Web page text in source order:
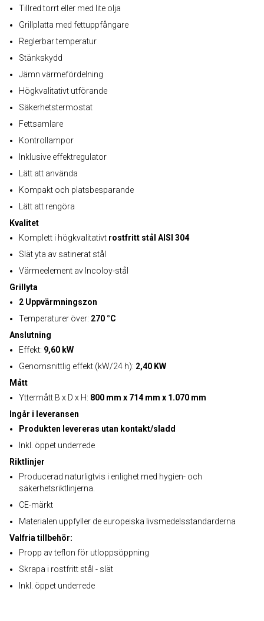
Tillred torrt eller med lite olja
Grillplatta med fettuppfångare
Reglerbar temperatur
Stänkskydd
Jämn värmefördelning
Högkvalitativt utförande
Säkerhetstermostat
Fettsamlare
Kontrollampor
Inklusive effektregulator
Lätt att använda
Kompakt och platsbesparande
Lätt att rengöra
Kvalitet
Komplett i högkvalitativt rostfritt stål AISI 304
Slät yta av satinerat stål
Värmeelement av Incoloy-stål
Grillyta
2 Uppvärmningszon
Temperaturer över: 270 °C
Anslutning
Effekt: 9,60 kW
Genomsnittlig effekt (kW/24 h): 2,40 KW
Mått
Yttermått B x D x H: 800 mm x 714 mm x 1.070 mm
Ingår i leveransen
Produkten levereras utan kontakt/sladd
Inkl. öppet underrede
Riktlinjer
Producerad naturligtvis i enlighet med hygien- och
säkerhetsriktlinjerna.
CE-märkt
Materialen uppfyller de europeiska livsmedelsstandarderna
Valfria tillbehör:
Propp av teflon för utloppsöppning
Skrapa i rostfritt stål - slät
Inkl. öppet underrede